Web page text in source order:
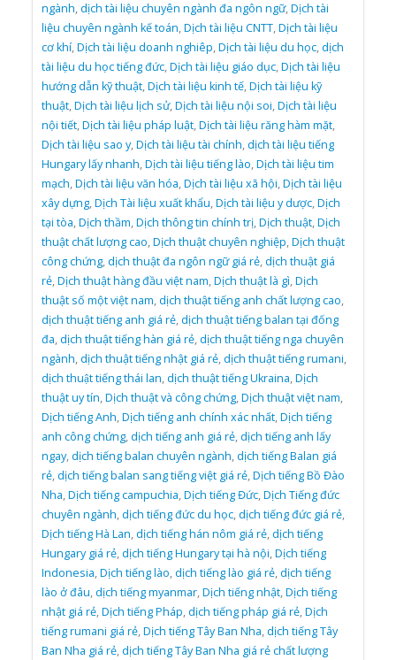
ngành,dịch tài liệu chuyên ngành đa ngôn ngữ,Dịch tài
liệu chuyên ngành kế toán,Dịch tài liệu CNTT,Dịch tài liệu
cơ khí,Dịch tài liệu doanh nghiêp,Dịch tài liệu du học,dịch
tài liệu du học tiếng đức,Dịch tài liệu giáo dục,Dịch tài liệu
hướng dẫn kỹ thuật,Dịch tài liệu kinh tế,Dịch tài liệu kỹ
thuật,Dịch tài liệu lịch sử,Dịch tài liệu nội soi,Dịch tài liệu
nội tiết,Dịch tài liệu pháp luật,Dịch tài liệu răng hàm mặt,
Dịch tài liệu sao y,Dịch tài liệu tài chính,dịch tài liệu tiếng
Hungary lấy nhanh,Dịch tài liệu tiếng lào,Dịch tài liệu tim
mạch,Dịch tài liệu văn hóa,Dịch tài liệu xã hội,Dịch tài liệu
xây dựng,Dịch Tài liệu xuất khẩu,Dịch tài liệu y dược,Dịch
tại tòa,Dịch thầm,Dịch thông tin chính trị,Dịch thuật,Dịch
thuật chất lượng cao,Dịch thuật chuyên nghiệp,Dịch thuật
công chứng,dịch thuật đa ngôn ngữ giá rẻ,dịch thuật giá
rẻ,Dịch thuật hàng đầu việt nam,Dịch thuật là gì,Dịch
thuật số một việt nam,dịch thuật tiếng anh chất lượng cao,
dịch thuật tiếng anh giá rẻ,dịch thuật tiếng balan tại đống
đa,dịch thuật tiếng hàn giá rẻ,dịch thuật tiếng nga chuyên
ngành,dịch thuật tiếng nhật giá rẻ,dịch thuật tiếng rumani,
dịch thuật tiếng thái lan,dịch thuật tiếng Ukraina,Dịch
thuật uy tín,Dịch thuật và công chứng,Dịch thuật việt nam,
Dịch tiếng Anh,Dịch tiếng anh chính xác nhất,Dịch tiếng
anh công chứng,dịch tiếng anh giá rẻ,dịch tiếng anh lấy
ngay,dịch tiếng balan chuyên ngành,dịch tiếng Balan giá
rẻ,dịch tiếng balan sang tiếng việt giá rẻ,Dịch tiếng Bồ Đào
Nha,Dịch tiếng campuchia,Dịch tiếng Đức,Dịch Tiếng đức
chuyên ngành,dịch tiếng đức du học,dịch tiếng đức giá rẻ,
Dịch tiếng Hà Lan,dịch tiếng hán nôm giá rẻ,dịch tiếng
Hungary giá rẻ,dịch tiếng Hungary tại hà nội,Dịch tiếng
Indonesia,Dịch tiếng lào,dịch tiếng lào giá rẻ,dịch tiếng
lào ở đâu,dịch tiếng myanmar,Dịch tiếng nhật,Dịch tiếng
nhật giá rẻ,Dịch tiếng Pháp,dịch tiếng pháp giá rẻ,Dịch
tiếng rumani giá rẻ,Dịch tiếng Tây Ban Nha,dịch tiếng Tây
Ban Nha giá rẻ,dịch tiếng Tây Ban Nha giá rẻ chất lượng